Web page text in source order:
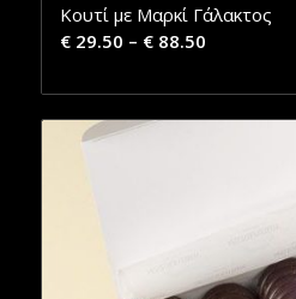
Κουτί με Μαρκί Γάλακτος
€29.50 – €88.50